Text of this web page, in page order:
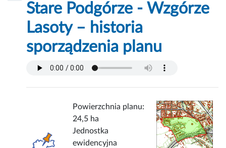
Stare Podgórze - Wzgórze
Lasoty – historia
sporządzenia planu
Powierzchnia planu:
24,5 ha
Jednostka
ewidencyjna